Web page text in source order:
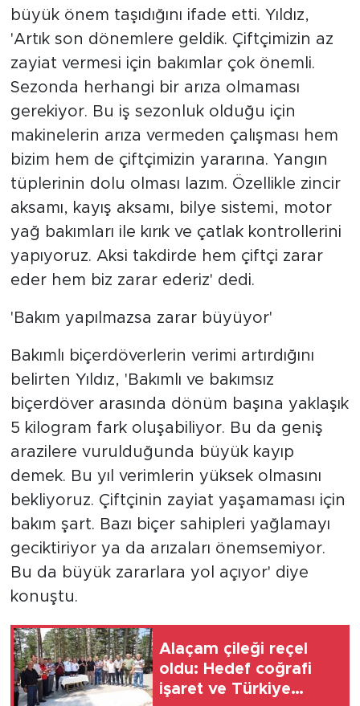
büyük önem taşıdığını ifade etti. Yıldız,
'Artık son dönemlere geldik. Çiftçimizin az
zayiat vermesi için bakımlar çok önemli.
Sezonda herhangi bir arıza olmaması
gerekiyor. Bu iş sezonluk olduğu için
makinelerin arıza vermeden çalışması hem
bizim hem de çiftçimizin yararına. Yangın
tüplerinin dolu olması lazım. Özellikle zincir
aksamı, kayış aksamı, bilye sistemi, motor
yağ bakımları ile kırık ve çatlak kontrollerini
yapıyoruz. Aksi takdirde hem çiftçi zarar
eder hem biz zarar ederiz' dedi.
'Bakım yapılmazsa zarar büyüyor'
Bakımlı biçerdöverlerin verimi artırdığını
belirten Yıldız, 'Bakımlı ve bakımsız
biçerdöver arasında dönüm başına yaklaşık
5 kilogram fark oluşabiliyor. Bu da geniş
arazilere vurulduğunda büyük kayıp
demek. Bu yıl verimlerin yüksek olmasını
bekliyoruz. Çiftçinin zayiat yaşamaması için
bakım şart. Bazı biçer sahipleri yağlamayı
geciktiriyor ya da arızaları önemsemiyor.
Bu da büyük zararlara yol açıyor' diye
konuştu.
Alaçam çileği reçel
oldu: Hedef coğrafi
işaret ve Türkiye